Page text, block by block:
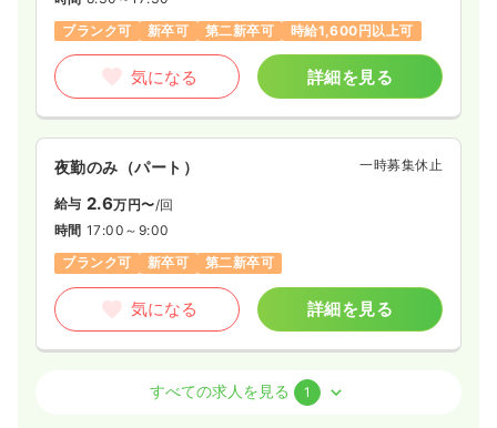
ブランク可
新卒可 第二新卒可 時給1,600円以上可
気になる 詳細を見る
夜勤のみ（パート） 一時募集休止
給与 2.6万円〜/回
時間 17:00～9:00
ブランク可
新卒可 第二新卒可
気になる 詳細を見る
すべての求人を見る 1